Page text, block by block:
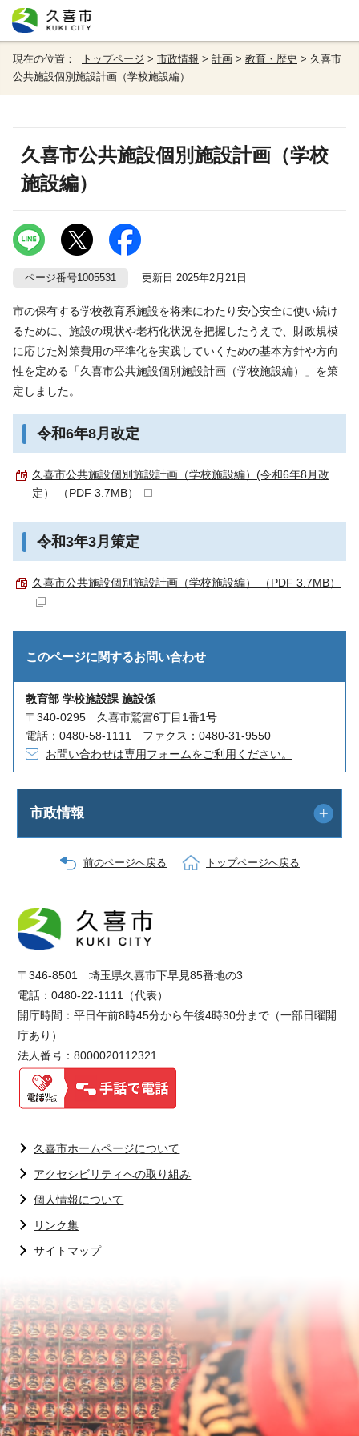
現在の位置： トップページ > 市政情報 > 計画 > 教育・歴史 > 久喜市
公共施設個別施設計画（学校施設編）
久喜市公共施設個別施設計画（学校
施設編）
ページ番号1005531 更新日 2025年2月21日
市の保有する学校教育系施設を将来にわたり安心安全に使い続け
るために、施設の現状や老朽化状況を把握したうえで、財政規模
に応じた対策費用の平準化を実践していくための基本方針や方向
性を定める「久喜市公共施設個別施設計画（学校施設編）」を策
定しました。
令和6年8月改定
久喜市公共施設個別施設計画（学校施設編）(令和6年8月改
定） （PDF 3.7MB）
令和3年3月策定
久喜市公共施設個別施設計画（学校施設編） （PDF 3.7MB）
このページに関するお問い合わせ
教育部 学校施設課 施設係
〒340-0295 久喜市鷲宮6丁目1番1号
電話：0480-58-1111 ファクス：0480-31-9550
お問い合わせは専用フォームをご利用ください。
市政情報
前のページへ戻る トップページへ戻る
〒346-8501 埼玉県久喜市下早見85番地の3
電話：0480-22-1111（代表）
開庁時間：平日午前8時45分から午後4時30分まで（一部日曜開
庁あり）
法人番号：8000020112321
久喜市ホームページについて
アクセシビリティへの取り組み
個人情報について
リンク集
サイトマップ